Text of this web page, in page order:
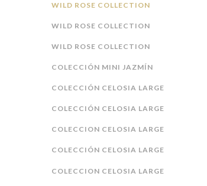
WILD ROSE COLLECTION
WILD ROSE COLLECTION
WILD ROSE COLLECTION
COLECCIÓN MINI JAZMÍN
COLECCIÓN CELOSIA LARGE
COLECCIÓN CELOSIA LARGE
COLECCION CELOSIA LARGE
COLECCIÓN CELOSIA LARGE
COLECCION CELOSIA LARGE